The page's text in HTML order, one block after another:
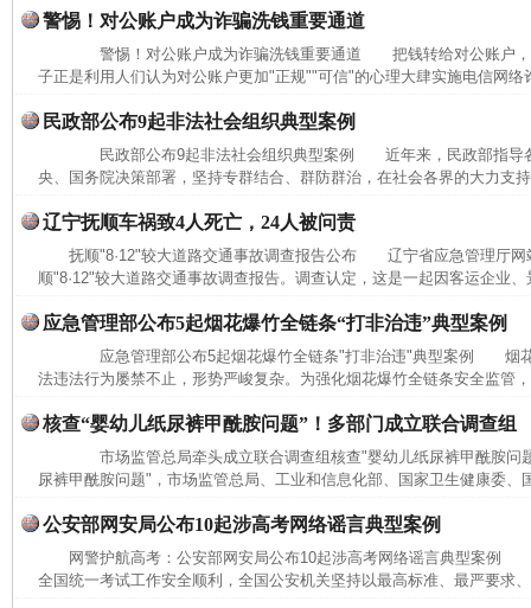
警惕！对公账户成为诈骗洗钱重要通道
警惕！对公账户成为诈骗洗钱重要通道 把钱转给对公账户，
子正是利用人们认为对公账户更加"正规""可信"的心理大肆实施电信网络
民政部公布9起非法社会组织典型案例
民政部公布9起非法社会组织典型案例 近年来，民政部指导
央、国务院决策部署，坚持专群结合、群防群治，在社会各界的大力支
辽宁抚顺车祸致4人死亡，24人被问责
抚顺"8·12"较大道路交通事故调查报告公布 辽宁省应急管理厅网
顺"8·12"较大道路交通事故调查报告。调查认定，这是一起因客运企业
应急管理部公布5起烟花爆竹全链条“打非治违”典型案例
应急管理部公布5起烟花爆竹全链条"打非治违"典型案例 烟花
法违法行为屡禁不止，形势严峻复杂。为强化烟花爆竹全链条安全监管
核查“婴幼儿纸尿裤甲酰胺问题”！多部门成立联合调查组
市场监管总局牵头成立联合调查组核查"婴幼儿纸尿裤甲酰胺
尿裤甲酰胺问题"，市场监管总局、工业和信息化部、国家卫生健康委、
公安部网安局公布10起涉高考网络谣言典型案例
网警护航高考：公安部网安局公布10起涉高考网络谣言典型案例
全国统一考试工作安全顺利，全国公安机关坚持以最高标准、最严要求
完善运行机制助力责任有效落实